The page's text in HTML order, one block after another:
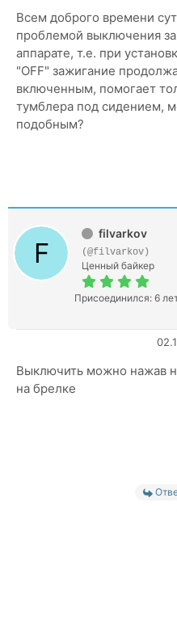
Всем доброго времени
проблемой выключения
аппарате, т.е. при
"OFF" зажигание
включенным, помогает
тумблера под сидением,
подобным?
filvarkov
(@filvarkov)
Ценный байкер
Присоединился: 6
Выключить можно нажав
на брелке